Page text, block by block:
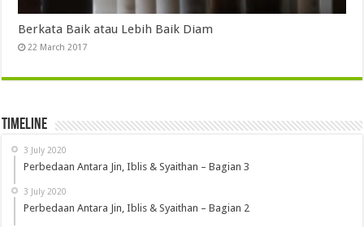
Berkata Baik atau Lebih Baik Diam
22 March 2017
Timeline
3 July 2020
Perbedaan Antara Jin, Iblis & Syaithan – Bagian 3
3 July 2020
Perbedaan Antara Jin, Iblis & Syaithan – Bagian 2